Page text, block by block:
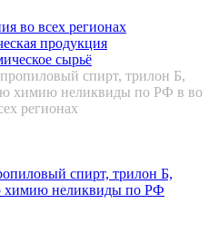
во всех регионах
продукция
сырьё
спирт, трилон Б,
химию неликвиды по РФ в во
регионах